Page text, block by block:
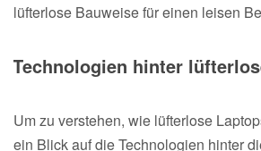
lüfterlose Bauweise für einen leisen
Technologien hinter
Um zu verstehen, wie lüfterlose
ein Blick auf die Technologien hinter